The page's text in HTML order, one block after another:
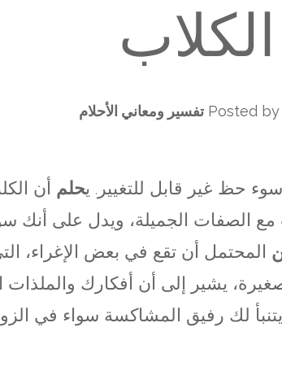
الكلاب
Posted by تفسير ومعاني الأحلام
حظ غير قابل للتغيير. يحلم أن
مع الصفات الجميلة، ويدل على أنك
المحتمل أن تقع في بعض الإغراء،
يشير إلى أن أفكارك والملذات
لك رفيق المشاكسة سواء في